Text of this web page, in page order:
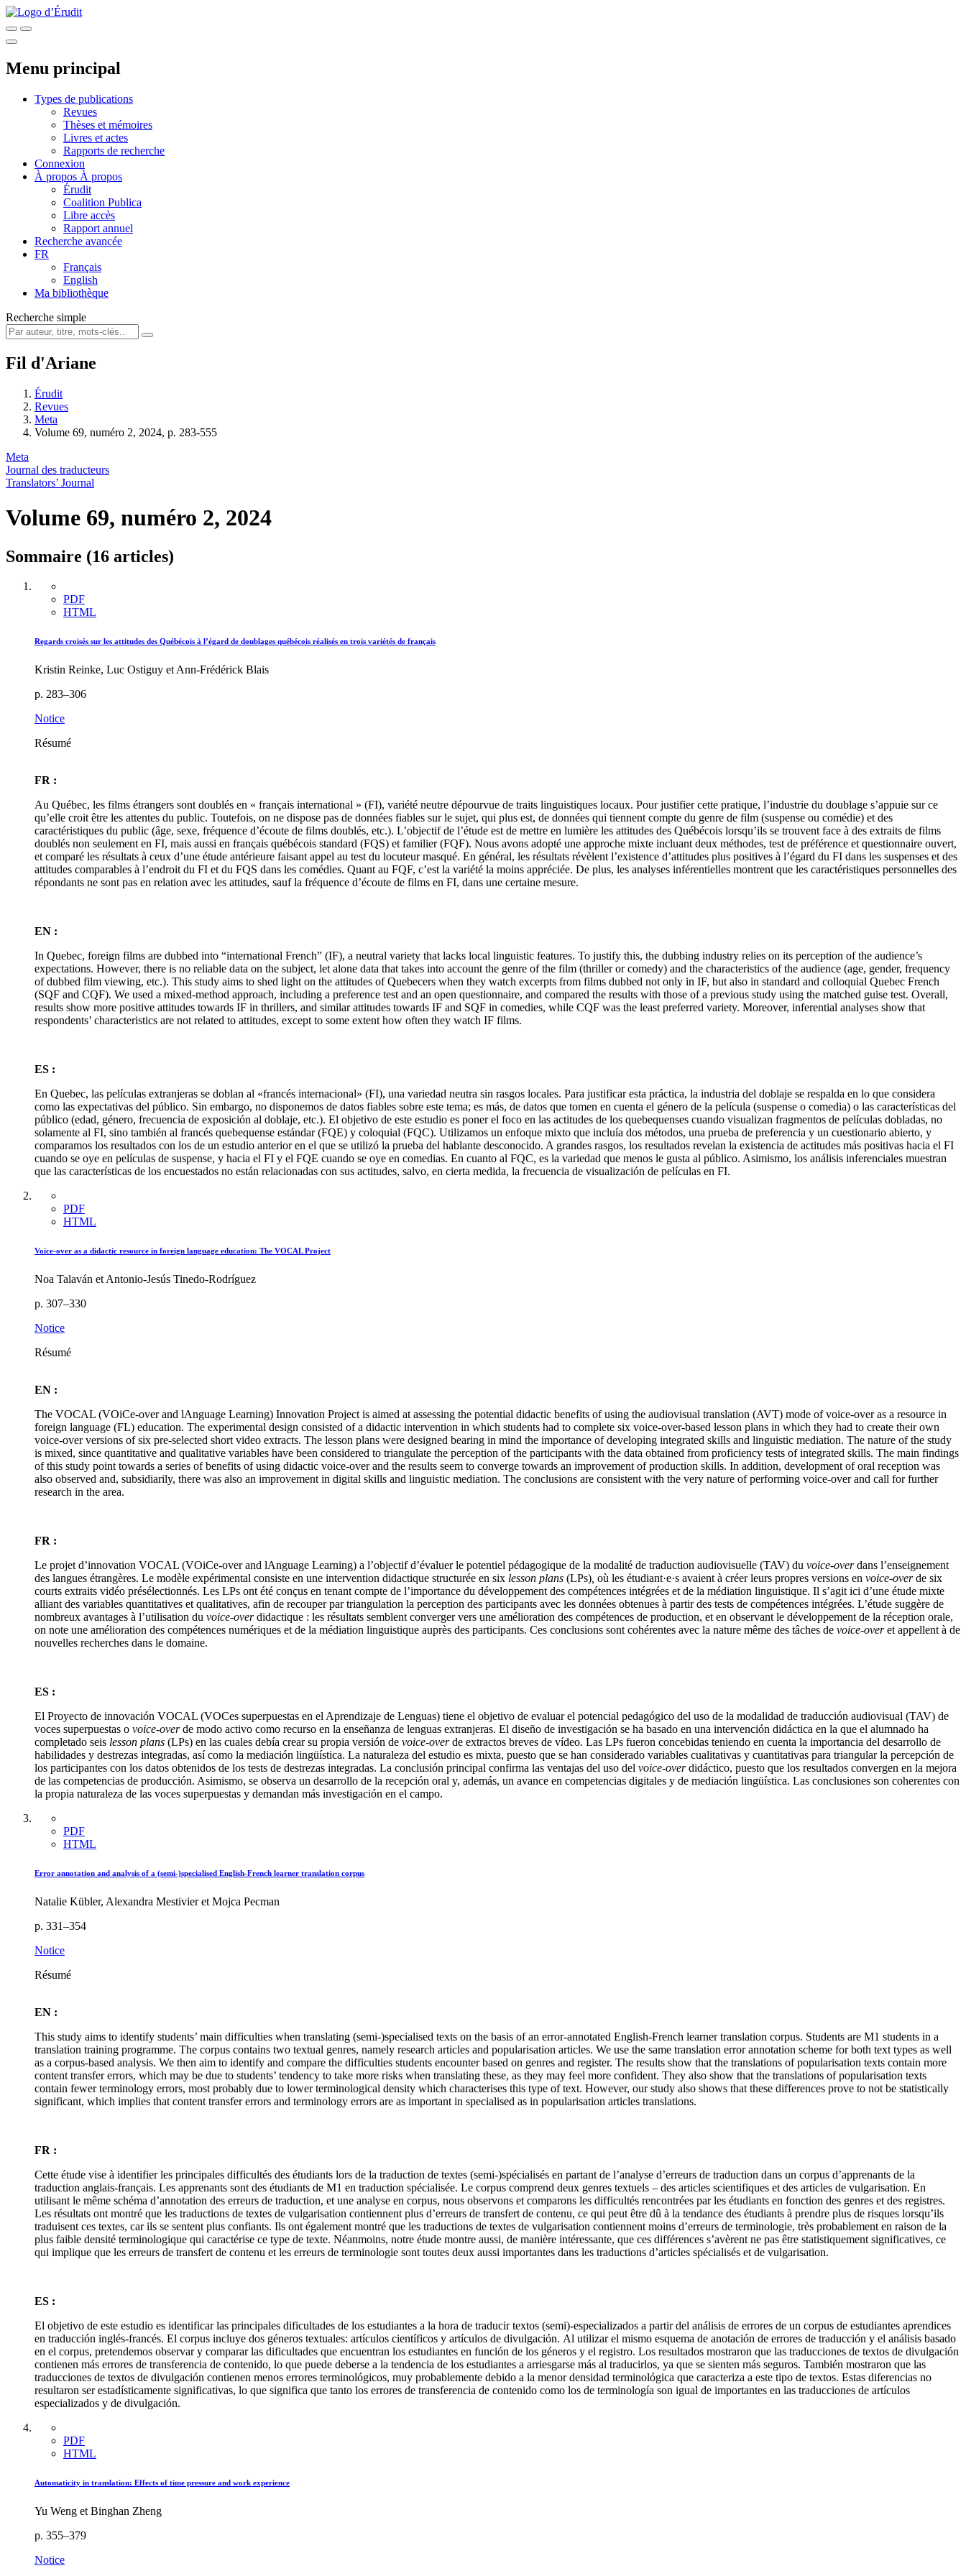
Menu principal
Types de publications
Revues
Thèses et mémoires
Livres et actes
Rapports de recherche
Connexion
À propos À propos
Érudit
Coalition Publica
Libre accès
Rapport annuel
Recherche avancée
FR
Français
English
Ma bibliothèque
Recherche simple
Fil d'Ariane
Érudit
Revues
Meta
Volume 69, numéro 2, 2024, p. 283-555
Meta
Journal des traducteurs
Translators’ Journal
Volume 69, numéro 2, 2024
Sommaire (16 articles)
PDF
HTML
Regards croisés sur les attitudes des Québécois à l’égard de doublages québécois réalisés en trois variétés de français
Kristin Reinke, Luc Ostiguy et Ann-Frédérick Blais
p. 283–306
Notice
Résumé
FR :
Au Québec, les films étrangers sont doublés en « français international » (FI), variété neutre dépourvue de traits linguistiques locaux. Pour justifier cette pratique, l’industrie du doublage s’appuie sur ce
qu’elle croit être les attentes du public. Toutefois, on ne dispose pas de données fiables sur le sujet, qui plus est, de données qui tiennent compte du genre de film (suspense ou comédie) et des
caractéristiques du public (âge, sexe, fréquence d’écoute de films doublés, etc.). L’objectif de l’étude est de mettre en lumière les attitudes des Québécois lorsqu’ils se trouvent face à des extraits de films
doublés non seulement en FI, mais aussi en français québécois standard (FQS) et familier (FQF). Nous avons adopté une approche mixte incluant deux méthodes, test de préférence et questionnaire ouvert,
et comparé les résultats à ceux d’une étude antérieure faisant appel au test du locuteur masqué. En général, les résultats révèlent l’existence d’attitudes plus positives à l’égard du FI dans les suspenses et des
attitudes comparables à l’endroit du FI et du FQS dans les comédies. Quant au FQF, c’est la variété la moins appréciée. De plus, les analyses inférentielles montrent que les caractéristiques personnelles des
répondants ne sont pas en relation avec les attitudes, sauf la fréquence d’écoute de films en FI, dans une certaine mesure.
EN :
In Quebec, foreign films are dubbed into “international French” (IF), a neutral variety that lacks local linguistic features. To justify this, the dubbing industry relies on its perception of the audience’s
expectations. However, there is no reliable data on the subject, let alone data that takes into account the genre of the film (thriller or comedy) and the characteristics of the audience (age, gender, frequency
of dubbed film viewing, etc.). This study aims to shed light on the attitudes of Quebecers when they watch excerpts from films dubbed not only in IF, but also in standard and colloquial Quebec French
(SQF and CQF). We used a mixed-method approach, including a preference test and an open questionnaire, and compared the results with those of a previous study using the matched guise test. Overall,
results show more positive attitudes towards IF in thrillers, and similar attitudes towards IF and SQF in comedies, while CQF was the least preferred variety. Moreover, inferential analyses show that
respondents’ characteristics are not related to attitudes, except to some extent how often they watch IF films.
ES :
En Quebec, las películas extranjeras se doblan al «francés internacional» (FI), una variedad neutra sin rasgos locales. Para justificar esta práctica, la industria del doblaje se respalda en lo que considera
como las expectativas del público. Sin embargo, no disponemos de datos fiables sobre este tema; es más, de datos que tomen en cuenta el género de la película (suspense o comedia) o las características del
público (edad, género, frecuencia de exposición al doblaje, etc.). El objetivo de este estudio es poner el foco en las actitudes de los quebequenses cuando visualizan fragmentos de películas dobladas, no
solamente al FI, sino también al francés quebequense estándar (FQE) y coloquial (FQC). Utilizamos un enfoque mixto que incluía dos métodos, una prueba de preferencia y un cuestionario abierto, y
comparamos los resultados con los de un estudio anterior en el que se utilizó la prueba del hablante desconocido. A grandes rasgos, los resultados revelan la existencia de actitudes más positivas hacia el FI
cuando se oye en películas de suspense, y hacia el FI y el FQE cuando se oye en comedias. En cuanto al FQC, es la variedad que menos le gusta al público. Asimismo, los análisis inferenciales muestran
que las características de los encuestados no están relacionadas con sus actitudes, salvo, en cierta medida, la frecuencia de visualización de películas en FI.
PDF
HTML
Voice-over as a didactic resource in foreign language education: The VOCAL Project
Noa Talaván et Antonio-Jesús Tinedo-Rodríguez
p. 307–330
Notice
Résumé
EN :
The VOCAL (VOiCe-over and lAnguage Learning) Innovation Project is aimed at assessing the potential didactic benefits of using the audiovisual translation (AVT) mode of voice-over as a resource in
foreign language (FL) education. The experimental design consisted of a didactic intervention in which students had to complete six voice-over-based lesson plans in which they had to create their own
voice-over versions of six pre-selected short video extracts. The lesson plans were designed bearing in mind the importance of developing integrated skills and linguistic mediation. The nature of the study
is mixed, since quantitative and qualitative variables have been considered to triangulate the perception of the participants with the data obtained from proficiency tests of integrated skills. The main findings
of this study point towards a series of benefits of using didactic voice-over and the results seem to converge towards an improvement of production skills. In addition, development of oral reception was
also observed and, subsidiarily, there was also an improvement in digital skills and linguistic mediation. The conclusions are consistent with the very nature of performing voice-over and call for further
research in the area.
FR :
Le projet d’innovation VOCAL (VOiCe-over and lAnguage Learning) a l’objectif d’évaluer le potentiel pédagogique de la modalité de traduction audiovisuelle (TAV) du voice-overdans l’enseignement
des langues étrangères. Le modèle expérimental consiste en une intervention didactique structurée en six lesson plans (LPs) où les étudiant·e·s avaient à créer leurs propres versions en voice-overde six
courts extraits vidéo présélectionnés. Les LPs ont été conçus en tenant compte de l’importance du développement des compétences intégrées et de la médiation linguistique. Il s’agit ici d’une étude mixte
alliant des variables quantitatives et qualitatives, afin de recouper par triangulation la perception des participants avec les données obtenues à partir des tests de compétences intégrées. L’étude suggère de
nombreux avantages à l’utilisation du voice-overdidactique : les résultats semblent converger vers une amélioration des compétences de production, et en observant le développement de la réception orale,
on note une amélioration des compétences numériques et de la médiation linguistique auprès des participants. Ces conclusions sont cohérentes avec la nature même des tâches de voice-overet appellent à de
nouvelles recherches dans le domaine.
ES :
El Proyecto de innovación VOCAL (VOCes superpuestas en el Aprendizaje de Lenguas) tiene el objetivo de evaluar el potencial pedagógico del uso de la modalidad de traducción audiovisual (TAV) de
voces superpuestas o voice-overde modo activo como recurso en la enseñanza de lenguas extranjeras. El diseño de investigación se ha basado en una intervención didáctica en la que el alumnado ha
completado seis lesson plans (LPs) en las cuales debía crear su propia versión de voice-overde extractos breves de vídeo. Las LPs fueron concebidas teniendo en cuenta la importancia del desarrollo de
habilidades y destrezas integradas, así como la mediación lingüística. La naturaleza del estudio es mixta, puesto que se han considerado variables cualitativas y cuantitativas para triangular la percepción de
los participantes con los datos obtenidos de los tests de destrezas integradas. La conclusión principal confirma las ventajas del uso del voice-overdidáctico, puesto que los resultados convergen en la mejora
de las competencias de producción. Asimismo, se observa un desarrollo de la recepción oral y, además, un avance en competencias digitales y de mediación lingüística. Las conclusiones son coherentes con
la propia naturaleza de las voces superpuestas y demandan más investigación en el campo.
PDF
HTML
Error annotation and analysis of a (semi-)specialised English-French learner translation corpus
Natalie Kübler, Alexandra Mestivier et Mojca Pecman
p. 331–354
Notice
Résumé
EN :
This study aims to identify students’ main difficulties when translating (semi-)specialised texts on the basis of an error-annotated English-French learner translation corpus. Students are M1 students in a
translation training programme. The corpus contains two textual genres, namely research articles and popularisation articles. We use the same translation error annotation scheme for both text types as well
as a corpus-based analysis. We then aim to identify and compare the difficulties students encounter based on genres and register. The results show that the translations of popularisation texts contain more
content transfer errors, which may be due to students’ tendency to take more risks when translating these, as they may feel more confident. They also show that the translations of popularisation texts
contain fewer terminology errors, most probably due to lower terminological density which characterises this type of text. However, our study also shows that these differences prove to not be statistically
significant, which implies that content transfer errors and terminology errors are as important in specialised as in popularisation articles translations.
FR :
Cette étude vise à identifier les principales difficultés des étudiants lors de la traduction de textes (semi-)spécialisés en partant de l’analyse d’erreurs de traduction dans un corpus d’apprenants de la
traduction anglais-français. Les apprenants sont des étudiants de M1 en traduction spécialisée. Le corpus comprend deux genres textuels – des articles scientifiques et des articles de vulgarisation. En
utilisant le même schéma d’annotation des erreurs de traduction, et une analyse en corpus, nous observons et comparons les difficultés rencontrées par les étudiants en fonction des genres et des registres.
Les résultats ont montré que les traductions de textes de vulgarisation contiennent plus d’erreurs de transfert de contenu, ce qui peut être dû à la tendance des étudiants à prendre plus de risques lorsqu’ils
traduisent ces textes, car ils se sentent plus confiants. Ils ont également montré que les traductions de textes de vulgarisation contiennent moins d’erreurs de terminologie, très probablement en raison de la
plus faible densité terminologique qui caractérise ce type de texte. Néanmoins, notre étude montre aussi, de manière intéressante, que ces différences s’avèrent ne pas être statistiquement significatives, ce
qui implique que les erreurs de transfert de contenu et les erreurs de terminologie sont toutes deux aussi importantes dans les traductions d’articles spécialisés et de vulgarisation.
ES :
El objetivo de este estudio es identificar las principales dificultades de los estudiantes a la hora de traducir textos (semi)-especializados a partir del análisis de errores de un corpus de estudiantes aprendices
en traducción inglés-francés. El corpus incluye dos géneros textuales: artículos científicos y artículos de divulgación. Al utilizar el mismo esquema de anotación de errores de traducción y el análisis basado
en el corpus, pretendemos observar y comparar las dificultades que encuentran los estudiantes en función de los géneros y el registro. Los resultados mostraron que las traducciones de textos de divulgación
contienen más errores de transferencia de contenido, lo que puede deberse a la tendencia de los estudiantes a arriesgarse más al traducirlos, ya que se sienten más seguros. También mostraron que las
traducciones de textos de divulgación contienen menos errores terminológicos, muy probablemente debido a la menor densidad terminológica que caracteriza a este tipo de textos. Estas diferencias no
resultaron ser estadísticamente significativas, lo que significa que tanto los errores de transferencia de contenido como los de terminología son igual de importantes en las traducciones de artículos
especializados y de divulgación.
PDF
HTML
Automaticity in translation: Effects of time pressure and work experience
Yu Weng et Binghan Zheng
p. 355–379
Notice